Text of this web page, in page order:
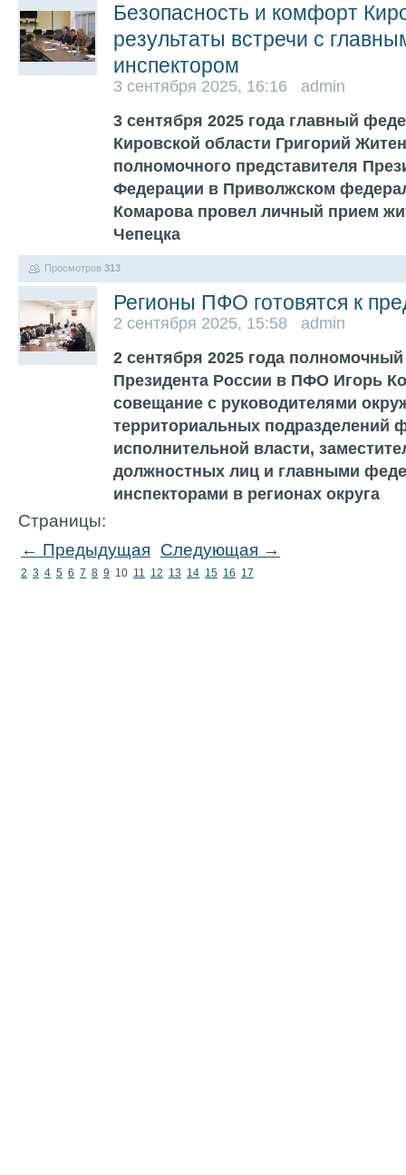
Безопасность и комфорт
результаты встречи с
инспектором
3 сентября 2025, 16:16 admin
3 сентября 2025 года главный
Кировской области Григорий
полномочного представителя
Федерации в Приволжском
Комарова провел личный прием
Чепецка
Просмотров 313
Регионы ПФО готовятся к
2 сентября 2025, 15:58 admin
2 сентября 2025 года
Президента России в ПФО Игорь
совещание с руководителями
территориальных подразделений
исполнительной власти,
должностных лиц и главными
инспекторами в регионах округа
Страницы:
← Предыдущая Следующая →
2 3 4 5 6 7 8 9 10 11 12 13 14 15 16 17